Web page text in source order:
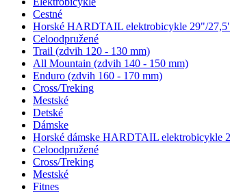
Cestné
Horské HARDTAIL elektrobicykle 29"/
Celoodpružené
Trail (zdvih 120 - 130 mm)
All Mountain (zdvih 140 - 150 mm)
Enduro (zdvih 160 - 170 mm)
Cross/Treking
Mestské
Detské
Dámske
Horské dámske HARDTAIL elektrobicykle
Celoodpružené
Cross/Treking
Mestské
Fitnes